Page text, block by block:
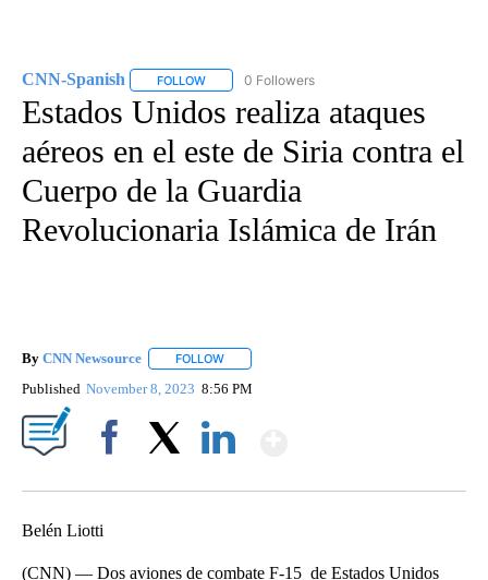
CNN-Spanish FOLLOW FOLLOW "CNN-SPANISH" TO RECEIVE
0 Followers
Estados Unidos realiza ataques
aéreos en el este de Siria contra el
Cuerpo de la Guardia
Revolucionaria Islámica de Irán
By CNN Newsource FOLLOW
Published November 8, 2023 8:56 PM
Belén Liotti
(CNN) — Dos aviones de combate F-15 de Estados Unidos